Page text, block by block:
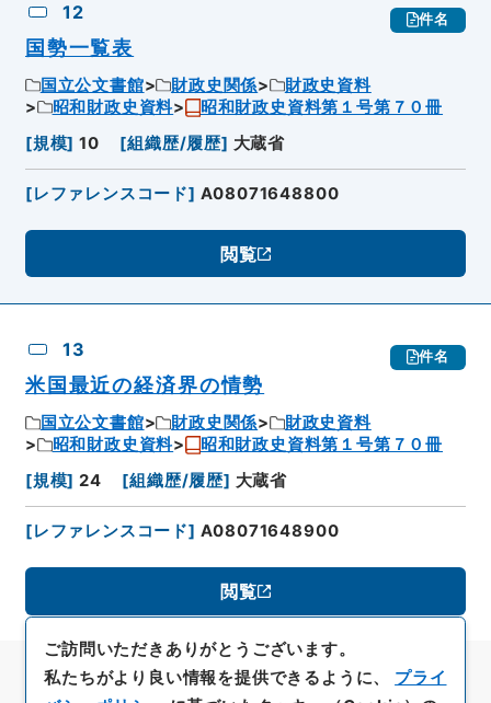
12 件名
国勢一覧表
国立公文書館 財政史関係
財政史資料
昭和財政史資料
昭和財政史資料第１号第７０冊
[規模] 10 [組織歴/履歴] 大蔵省
[レファレンスコード] A08071648800
閲覧
13 件名
米国最近の経済界の情勢
国立公文書館 財政史関係
財政史資料
昭和財政史資料
昭和財政史資料第１号第７０冊
[規模] 24 [組織歴/履歴] 大蔵省
[レファレンスコード] A08071648900
閲覧
ご訪問いただきありがとうございます。
私たちがより良い情報を提供できるように、 プライ